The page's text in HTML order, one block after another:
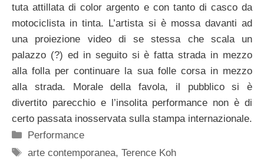
tuta attillata di color argento e con tanto di casco da
motociclista in tinta. L’artista si è mossa davanti ad
una proiezione video di se stessa che scala un
palazzo (?) ed in seguito si è fatta strada in mezzo
alla folla per continuare la sua folle corsa in mezzo
alla strada. Morale della favola, il pubblico si è
divertito parecchio e l’insolita performance non è di
certo passata inosservata sulla stampa internazionale.
Categorie
Performance
Tag
arte contemporanea,Terence Koh